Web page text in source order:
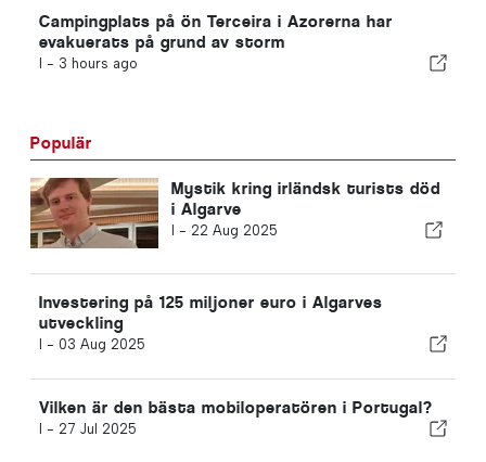
Campingplats på ön Terceira i Azorerna har
evakuerats på grund av storm
I - 3 hours ago
Populär
Mystik kring irländsk turists död
i Algarve
I - 22 Aug 2025
Investering på 125 miljoner euro i Algarves
utveckling
I - 03 Aug 2025
Vilken är den bästa mobiloperatören i Portugal?
I - 27 Jul 2025